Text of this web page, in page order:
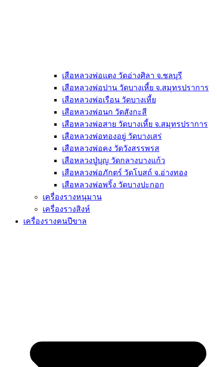
เสือหลวงพ่อแตง วัดอ่างศิลา จ.ชลบุรี
เสือหลวงพ่อปาน วัดบางเหี้ย จ.สมุทรปราการ
เสือหลวงพ่อเรือน วัดบางเหี้ย
เสือหลวงพ่อนก วัดสังกะสี
เสือหลวงพ่อสาย วัดบางเหี้ย จ.สมุทรปราการ
เสือหลวงพ่อทองอยู่ วัดบางเสร่
เสือหลวงพ่อคง วัดวังสรรพรส
เสือหลวงปู่บุญ วัดกลางบางแก้ว
เสือหลวงพ่อภักตร์ วัดโบสถ์ จ.อ่างทอง
เสือหลวงพ่อพริ้ง วัดบางปะกอก
เครื่องรางหนุมาน
เครื่องรางสิงห์
เครื่องรางฅนปีขาล